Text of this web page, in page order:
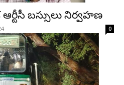
బస్సులు నిర్వహణ
0